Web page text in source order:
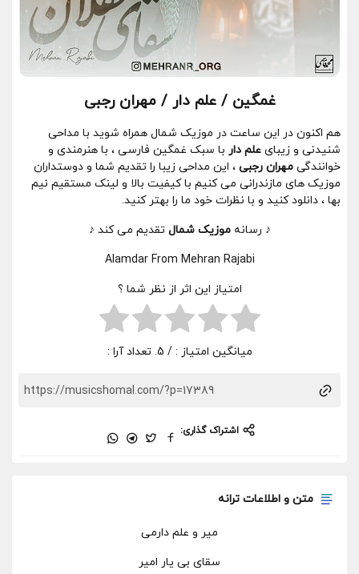
غمگین / علم دار / مهران رجبی
هم اکنون در این ساعت در موزیک شمال همراه شوید با مداحی
شنیدنی و زیبای علم دار با سبک غمگین فارسی ، با هنرمندی و
خوانندگی مهران رجبی ، این مداحی زیبا را تقدیم شما و دوستداران
موزیک های مازندرانی می کنیم با کیفیت بالا و لینک مستقیم نیم
بها ، دانلود کنید و با نظرات خود ما را بهتر کنید.
♪ رسانهموزیک شمال تقدیم می کند ♪
Alamdar From Mehran Rajabi
امتیاز این اثر از نظر شما ؟
میانگین امتیاز : / 5. تعداد آرا :
اشتراک گذاری:
متن و اطلاعات ترانه
میر و علم دارمی
سقای بی یار امیر